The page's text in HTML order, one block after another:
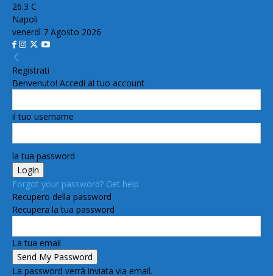
26.3 C
Napoli
venerdì 7 Agosto 2026
Registrati
Benvenuto! Accedi al tuo account
il tuo username
la tua password
Forgot your password? Get help
Recupero della password
Recupera la tua password
La tua email
La password verrà inviata via email.